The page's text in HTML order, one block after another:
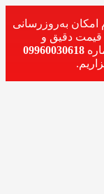
امکان به‌روزرسانی
قیمت دقیق و
09960030618